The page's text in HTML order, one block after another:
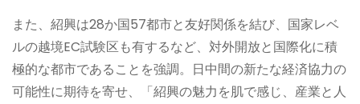
また、紹興は28か国57都市と友好関係を結び、国家レベ
ルの越境EC試験区も有するなど、対外開放と国際化に積
極的な都市であることを強調。日中間の新たな経済協力の
可能性に期待を寄せ、「紹興の魅力を肌で感じ、産業と人